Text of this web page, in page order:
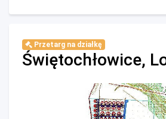
Przetarg na działkę
Świętochłowice,